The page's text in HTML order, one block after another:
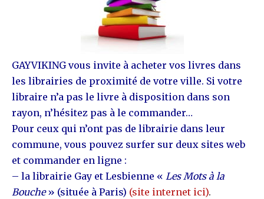
GAYVIKING vous invite à acheter vos livres dans
les librairies de proximité de votre ville. Si votre
libraire n’a pas le livre à disposition dans son
rayon, n’hésitez pas à le commander…
Pour ceux qui n’ont pas de librairie dans leur
commune, vous pouvez surfer sur deux sites web
et commander en ligne :
– la librairie Gay et Lesbienne « Les Mots à la
Bouche» (située à Paris) (site internet ici).